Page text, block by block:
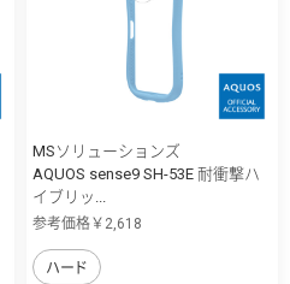
MSソリューションズ
AQUOS sense9 SH-53E 耐衝撃ハ
イブリッ...
参考価格￥2,618
ハード